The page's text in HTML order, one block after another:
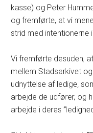
kasse) og Peter
og fremførte, at vi
strid med intentionerne
Vi fremførte desuden,
mellem Stadsarkivet
udnyttelse af ledige,
arbejde de udfører, og
arbejde i deres